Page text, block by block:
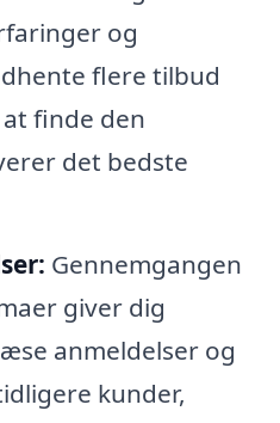
og
flere tilbud
finde den
det bedste
Gennemgangen
giver dig
anmeldelser og
kunder,